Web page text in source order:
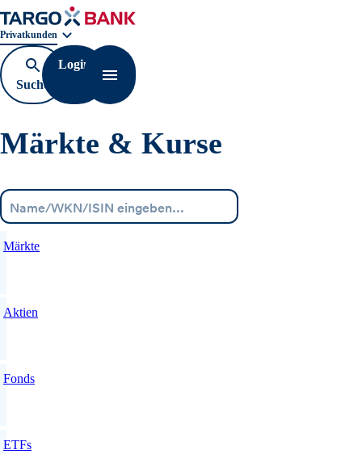
Geschäftsbereichnavigation. Aktuelle Auswahl:
Privatkunden
Suche
öffnen
Login
Navigation öffnen
Märkte & Kurse
Märkte
Aktien
Fonds
ETFs